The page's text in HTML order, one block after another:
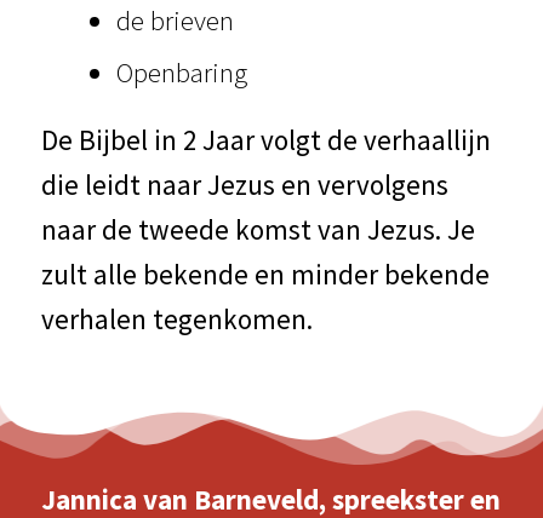
de brieven
Openbaring
De Bijbel in 2 Jaar volgt de verhaallijn
die leidt naar Jezus en vervolgens
naar de tweede komst van Jezus. Je
zult alle bekende en minder bekende
verhalen tegenkomen.
Jannica van Barneveld, spreekster en